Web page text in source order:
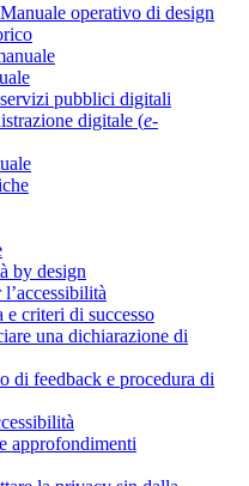
operativo di design
pubblici digitali
digitale (e-
by design
criteri di successo
una dichiarazione di
di feedback e procedura di
approfondimenti